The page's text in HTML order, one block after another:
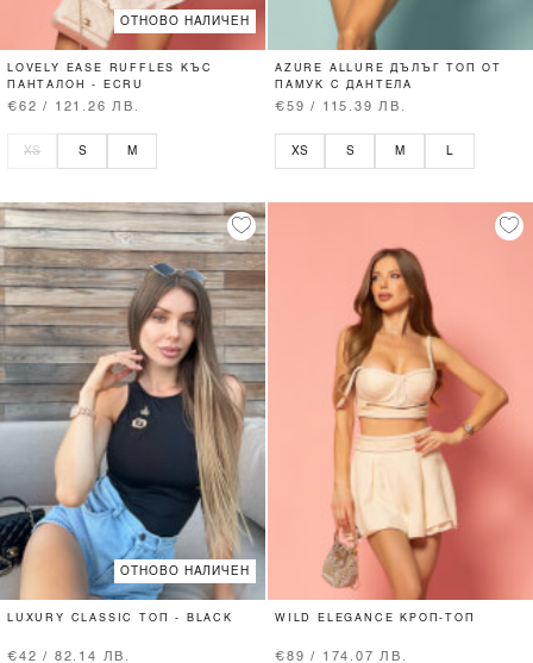
ОТНОВО НАЛИЧЕН
LOVELY EASE RUFFLES КЪС
ПАНТАЛОН - ECRU
€62 / 121.26 ЛВ.
XS S M
AZURE ALLURE ДЪЛЪГ ТОП ОТ
ПАМУК С ДАНТЕЛА
€59 / 115.39 ЛВ.
XS S M
ОТНОВО НАЛИЧЕН
LUXURY CLASSIC ТОП - BLACK
€42 / 82.14 ЛВ.
WILD ELEGANCE КРОП-ТОП
€89 / 174.07 ЛВ.